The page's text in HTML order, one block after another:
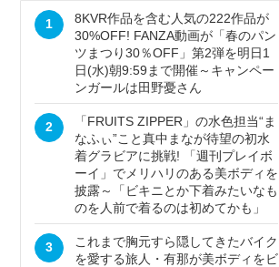
1
8KVR作品を含む人気の222作品が
30%OFF! FANZA動画が「春のパン
ツまつり30％OFF」第2弾を明日1
日(水)朝9:59まで開催～キャンペー
ンガールは田野憂さん
2
「FRUITS ZIPPER」の水色担当“ま
なふぃ”こと真中まなが待望の初水
着グラビアに挑戦! 「週刊プレイボ
ーイ」でメリハリのある美ボディを
披露～「ビキニとか下着みたいなも
のを人前で着るのは初めてかも」
3
これまで胸元すら隠してきたバイク
を愛する旅人・有那が美ボディをビ